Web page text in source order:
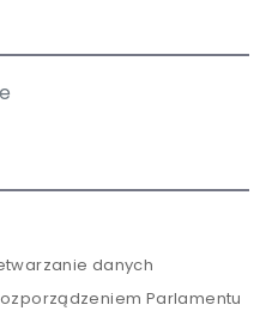
danych
Parlamentu